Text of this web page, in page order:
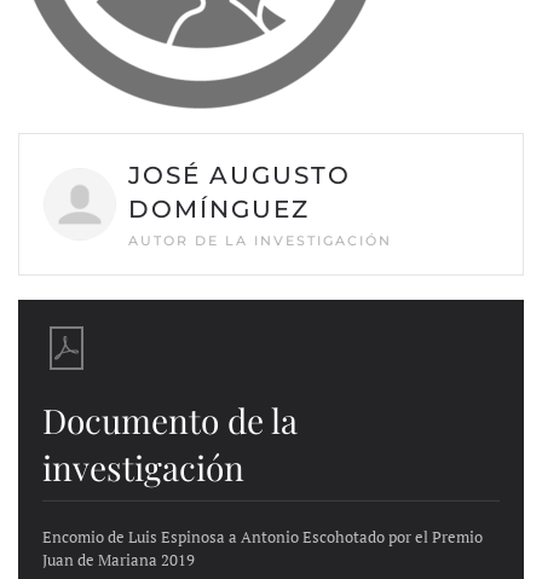
JOSÉ AUGUSTO
DOMÍNGUEZ
AUTOR DE LA INVESTIGACIÓN
Documento de la
investigación
Encomio de Luis Espinosa a Antonio Escohotado por el Premio
Juan de Mariana 2019